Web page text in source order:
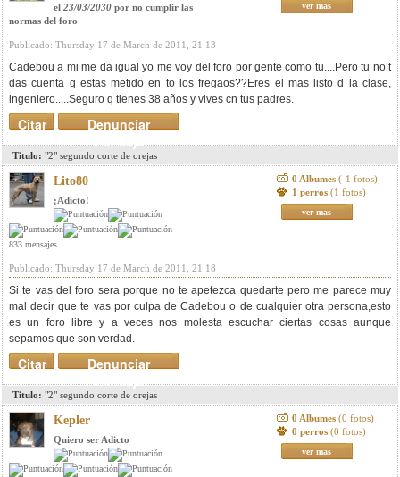
el 23/03/2030 por no cumplir las
normas del foro
ver mas
Publicado: Thursday 17 de March de 2011, 21:13
Cadebou a mi me da igual yo me voy del foro por gente como tu....Pero tu no t
das cuenta q estas metido en to los fregaos??Eres el mas listo d la clase,
ingeniero.....Seguro q tienes 38 años y vives cn tus padres.
Denunciar
mensaje
Citar
Titulo: "2" segundo corte de orejas
Lito80
¡Adicto!
833 mensajes
0 Albumes (-1 fotos)
1 perros (1 fotos)
ver mas
Publicado: Thursday 17 de March de 2011, 21:18
Si te vas del foro sera porque no te apetezca quedarte pero me parece muy
mal decir que te vas por culpa de Cadebou o de cualquier otra persona,esto
es un foro libre y a veces nos molesta escuchar ciertas cosas aunque
sepamos que son verdad.
Denunciar
mensaje
Citar
Titulo: "2" segundo corte de orejas
Kepler
Quiero ser Adicto
0 Albumes (0 fotos)
0 perros (0 fotos)
ver mas